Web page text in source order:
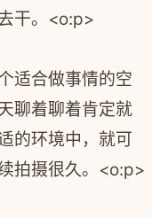
干。 <o:p>
适合做事情的空
聊着聊着肯定就
的环境中，就可
拍摄很久。 <o:p>